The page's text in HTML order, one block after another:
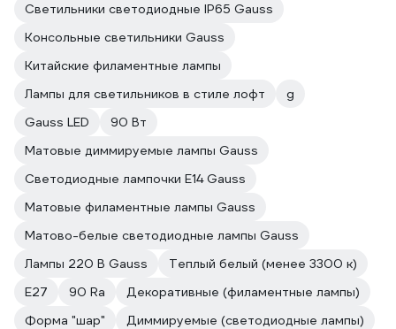
Светильники светодиодные IP65 Gauss
Консольные светильники Gauss
Китайские филаментные лампы
Лампы для светильников в стиле лофт
g
Gauss LED
90 Вт
Матовые диммируемые лампы Gauss
Светодиодные лампочки E14 Gauss
Матовые филаментные лампы Gauss
Матово-белые светодиодные лампы Gauss
Лампы 220 В Gauss
Теплый белый (менее 3300 к)
E27
90 Ra
Декоративные (филаментные лампы)
Форма "шар"
Диммируемые (светодиодные лампы)